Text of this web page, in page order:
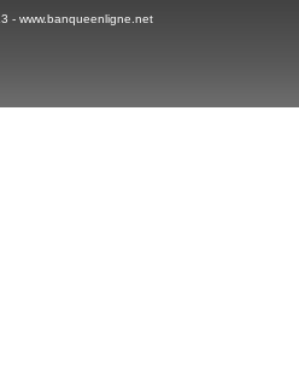
- www.banqueenligne.net